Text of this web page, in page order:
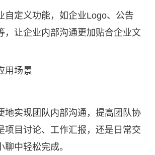
自定义功能，如企业Logo、公告
，让企业内部沟通更加贴合企业文
用场景
地实现团队内部沟通，提高团队协
项目讨论、工作汇报，还是日常交
中轻松完成。